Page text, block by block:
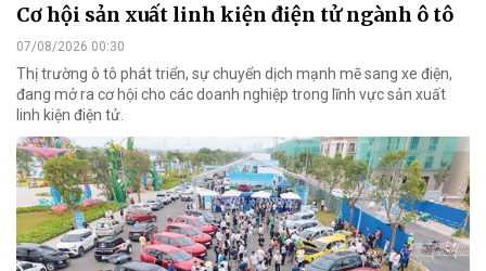
Cơ hội sản xuất linh kiện điện tử ngành ô tô
07/08/2026 00:30
Thị trường ô tô phát triển, sự chuyển dịch mạnh mẽ sang xe điện,
đang mở ra cơ hội cho các doanh nghiệp trong lĩnh vực sản xuất
linh kiện điện tử.